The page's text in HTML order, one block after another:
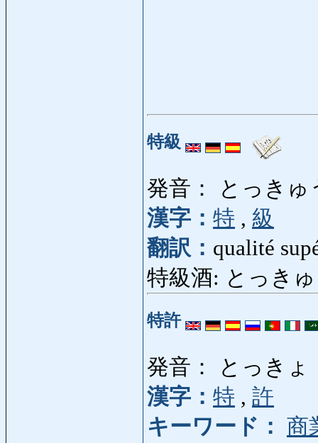
特級
発音： とっきゅ
漢字： 特 , 級
翻訳： qualité
特級酒: とっきゅ
特許
発音： とっきょ
漢字： 特 , 許
キーワード： 商